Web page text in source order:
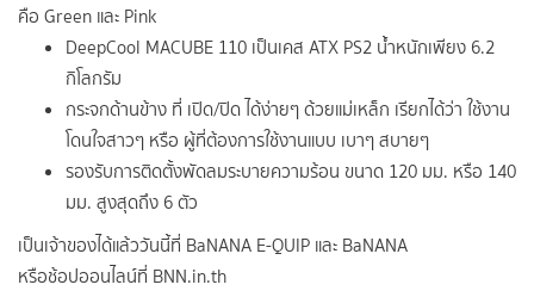
คือ Green และ Pink
DeepCool MACUBE 110 เป็นเคส ATX PS2 น้ำหนักเพียง 6.2
กิโลกรัม
กระจกด้านข้าง ที่ เปิด/ปิด ได้ง่ายๆ ด้วยแม่เหล็ก เรียกได้ว่า ใช้งาน
โดนใจสาวๆ หรือ ผู้ที่ต้องการใช้งานแบบ เบาๆ สบายๆ
รองรับการติดตั้งพัดลมระบายความร้อน ขนาด 120 มม. หรือ 140
มม. สูงสุดถึง 6 ตัว
เป็นเจ้าของได้แล้ววันนี้ที่ BaNANA E-QUIP และ BaNANA
หรือช้อปออนไลน์ที่ BNN.in.th